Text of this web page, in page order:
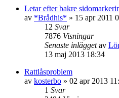
Letar efter bakre
av *Brådhis* » 15 apr 2011
12 Svar
7876 Visningar
Senaste inläggetav
13 maj 2013 18:34
Rattlåsproblem
av kosterbo » 02 apr 2013
1 Svar